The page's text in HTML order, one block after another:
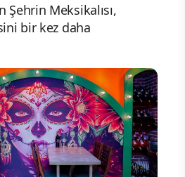
Şehrin Meksikalısı,
bir kez daha